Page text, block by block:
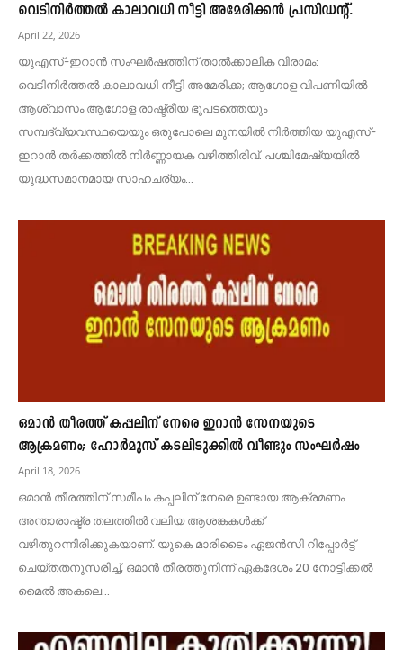
വെടിനിർത്തൽ കാലാവധി നീട്ടി അമേരിക്കൻ പ്രസിഡന്റ്.
April 22, 2026
യുഎസ്-ഇറാൻ സംഘർഷത്തിന് താൽക്കാലിക വിരാമം:
വെടിനിർത്തൽ കാലാവധി നീട്ടി അമേരിക്ക; ആഗോള വിപണിയിൽ
ആശ്വാസം ആഗോള രാഷ്ട്രീയ ഭൂപടത്തെയും
സമ്പദ്‌വ്യവസ്ഥയെയും ഒരുപോലെ മുനയിൽ നിർത്തിയ യുഎസ്-
ഇറാൻ തർക്കത്തിൽ നിർണ്ണായക വഴിത്തിരിവ്. പശ്ചിമേഷ്യയിൽ
യുദ്ധസമാനമായ സാഹചര്യം...
ഒമാൻ തീരത്ത് കപ്പലിന് നേരെ ഇറാൻ സേനയുടെ
ആക്രമണം; ഹോർമുസ് കടലിടുക്കിൽ വീണ്ടും സംഘർഷം
April 18, 2026
ഒമാൻ തീരത്തിന് സമീപം കപ്പലിന് നേരെ ഉണ്ടായ ആക്രമണം
അന്താരാഷ്ട്ര തലത്തിൽ വലിയ ആശങ്കകൾക്ക്
വഴിതുറന്നിരിക്കുകയാണ്. യുകെ മാരിടൈം ഏജൻസി റിപ്പോർട്ട്
ചെയ്തതനുസരിച്ച്, ഒമാൻ തീരത്തുനിന്ന് ഏകദേശം 20 നോട്ടിക്കൽ
മൈൽ അകലെ...